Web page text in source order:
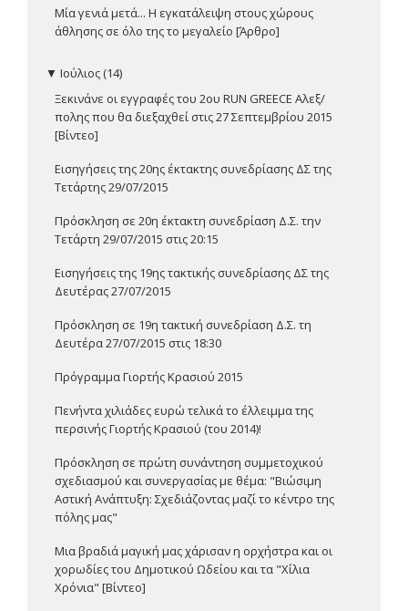
Μία γενιά μετά... Η εγκατάλειψη στους χώρους
άθλησης σε όλο της το μεγαλείο [Άρθρο]
▼ Ιούλιος (14)
Ξεκινάνε οι εγγραφές του 2ου RUN GREECE Αλεξ/
πολης που θα διεξαχθεί στις 27 Σεπτεμβρίου 2015
[Βίντεο]
Εισηγήσεις της 20ης έκτακτης συνεδρίασης ΔΣ της
Τετάρτης 29/07/2015
Πρόσκληση σε 20η έκτακτη συνεδρίαση Δ.Σ. την
Τετάρτη 29/07/2015 στις 20:15
Εισηγήσεις της 19ης τακτικής συνεδρίασης ΔΣ της
Δευτέρας 27/07/2015
Πρόσκληση σε 19η τακτική συνεδρίαση Δ.Σ. τη
Δευτέρα 27/07/2015 στις 18:30
Πρόγραμμα Γιορτής Κρασιού 2015
Πενήντα χιλιάδες ευρώ τελικά το έλλειμμα της
περσινής Γιορτής Κρασιού (του 2014)!
Πρόσκληση σε πρώτη συνάντηση συμμετοχικού
σχεδιασμού και συνεργασίας με θέμα: "Βιώσιμη
Αστική Ανάπτυξη: Σχεδιάζοντας μαζί το κέντρο της
πόλης μας"
Μια βραδιά μαγική μας χάρισαν η ορχήστρα και οι
χορωδίες του Δημοτικού Ωδείου και τα "Χίλια
Χρόνια" [Βίντεο]